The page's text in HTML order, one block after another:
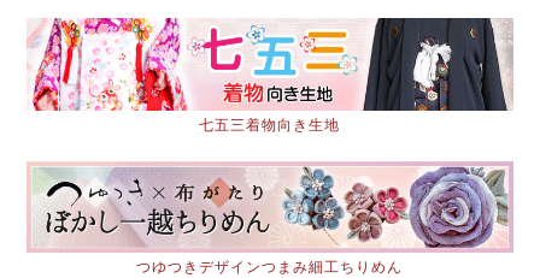
七五三着物向き生地
つゆつきデザインつまみ細工ちりめん